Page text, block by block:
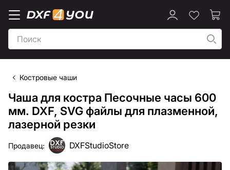
Костровые чаши
Чаша для костра Песочные часы 600
мм. DXF, SVG файлы для плазменной,
лазерной резки
Продавец: DXFStudioStore